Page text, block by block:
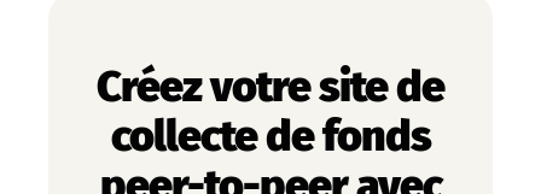
Créez votre site de
collecte de fonds